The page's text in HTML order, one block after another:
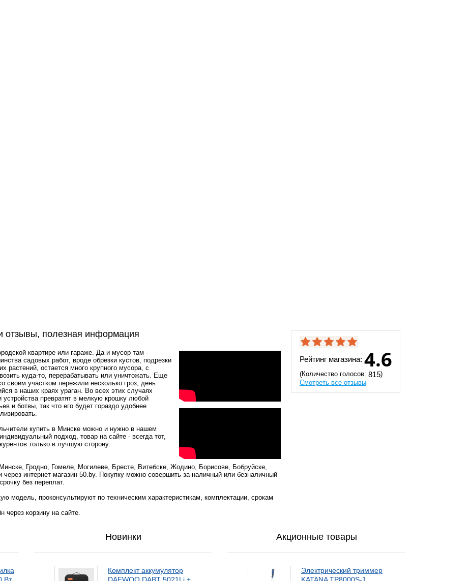
отзывы, полезная информация
квартире или гараже. Да и мусор там -
садовых работ, вроде обрезки кустов, подрезки
растений, остается много крупного мусора, с
куда-то, перерабатывать или уничтожать. Еще
своим участком пережили несколько гроз, день
в наших краях ураган. Во всех этих случаях
устройства превратят в мелкую крошку любой
и ботвы, так что его будет гораздо удобнее
купить в Минске можно и нужно в нашем
подход, товар на сайте - всегда тот,
только в лучшую сторону.
Гродно, Гомеле, Могилеве, Бресте, Витебске, Жодино, Борисове, Бобруйске,
интернет-магазин 50.by. Покупку можно совершить за наличный или безналичный
без переплат.
модель, проконсультируют по техническим характеристикам, комплектации, срокам
корзину на сайте.
Рейтинг магазина: 4.6
(Количество голосов: 815)
Смотреть все отзывы
Новинки
Комплект аккумулятор
Акционные товары
Электрический триммер